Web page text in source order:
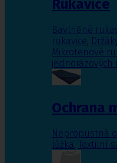
Rukavice
Bavlněné
rukavice,
Mikrotenové
jednorázových
Ochrana
Nepropustná
lůžka, Textilní